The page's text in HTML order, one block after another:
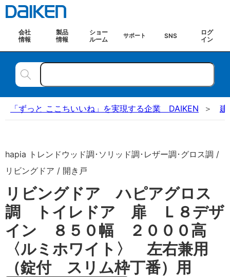
会社
情報
製品
情報
ショー
ルーム
サポート SNS
ログ
イン
「ずっと ここちいいね」を実現する企業 DAIKEN 建
hapia トレンドウッド調･ソリッド調･レザー調･グロス調 /
リビングドア / 開き戸
リビングドア ハピアグロス
調 トイレドア 扉 Ｌ８デザ
イン ８５０幅 ２０００高
〈ルミホワイト〉 左右兼用
（錠付 スリム枠丁番）用